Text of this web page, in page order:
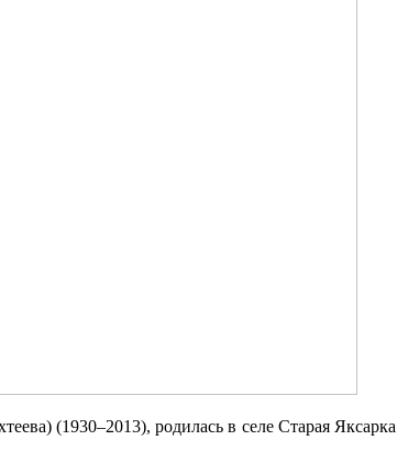
(1930–2013), родилась в селе Старая Яксарка